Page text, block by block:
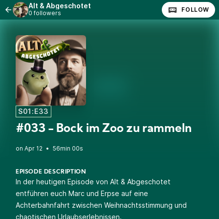
Alt & Abgeschotet
0 followers FOLLOW
S01:E33
#033 - Bock im Zoo zu rammeln
• 56min 00s
EPISODE DESCRIPTION
In der heutigen Episode von Alt & Abgeschotet
entführen euch Marc und Erpse auf eine
Achterbahnfahrt zwischen Weihnachtsstimmung und
chaotischen Urlaubserlebnissen.